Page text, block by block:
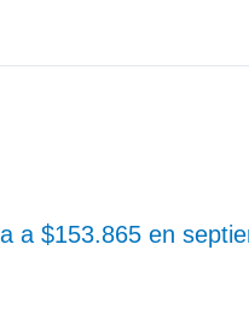
a $153.865 en